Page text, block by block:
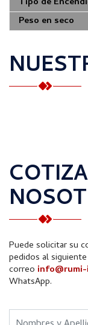
Peso en seco
Puede solicitar su
pedidos al
correo
WhatsApp.